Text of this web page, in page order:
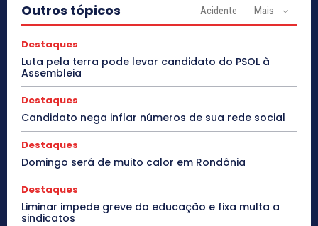
Outros tópicos Acidente Mais
Destaques
Luta pela terra pode levar candidato do PSOL à
Assembleia
Destaques
Candidato nega inflar números de sua rede social
Destaques
Domingo será de muito calor em Rondônia
Destaques
Liminar impede greve da educação e fixa multa a
sindicatos